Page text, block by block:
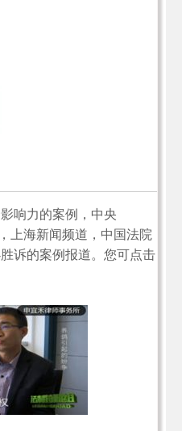
响力的案例，中央
上海新闻频道，中国法院
诉的案例报道。您可点击